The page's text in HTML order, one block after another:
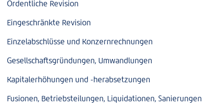
Ordentliche Revision
Eingeschränkte Revision
Einzelabschlüsse und Konzernrechnungen
Gesellschaftsgründungen, Umwandlungen
Kapitalerhöhungen und -herabsetzungen
Fusionen, Betriebsteilungen, Liquidationen, Sanierungen